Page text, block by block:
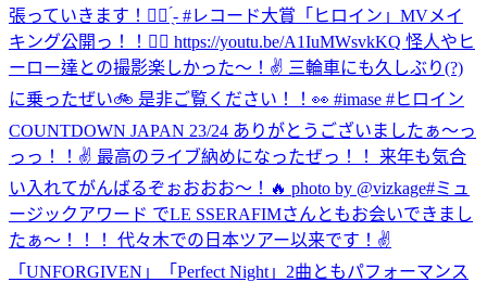
張っていきます！✊🏻 ̖́- #レコード大賞 「ヒロイン」MVメイ
キング公開っ！！🦸‍♀️ https://youtu.be/A1IuMWsvkKQ 怪人やヒ
ーロー達との撮影楽しかった〜！✌️ 三輪車にも久しぶり(?)
に乗ったぜい🚲 是非ご覧ください！！👀 #imase #ヒロイン
COUNTDOWN JAPAN 23/24 ありがとうございましたぁ〜っ
っっ！！✌️ 最高のライブ納めになったぜっ！！ 来年も気合
い入れてがんばるぞぉおおお〜！🔥 photo by @vizkage#ミュ
ージックアワード でLE SSERAFIMさんともお会いできまし
たぁ〜！！！ 代々木での日本ツアー以来です！✌️
「UNFORGIVEN」「Perfect Night」2曲ともパフォーマンス